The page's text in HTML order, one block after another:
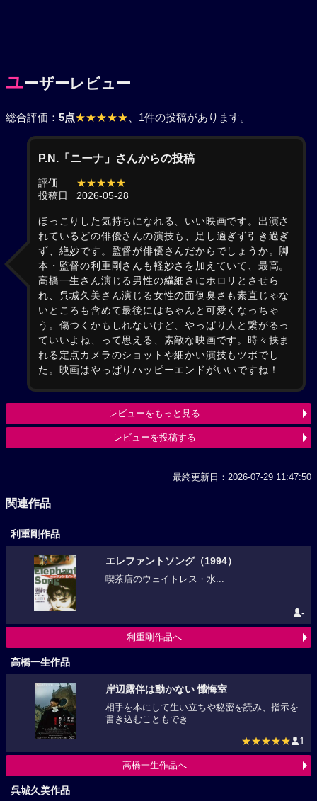
ユーザーレビュー
総合評価： 5点★★★★★ 、1件の投稿があります。
P.N.「ニーナ」さんからの投稿
評価
★★★★★
投稿日
2026-05-28
ほっこりした気持ちになれる、いい映画です。出演さ
れているどの俳優さんの演技も、足し過ぎず引き過ぎ
ず、絶妙です。監督が俳優さんだからでしょうか。脚
本・監督の利重剛さんも軽妙さを加えていて、最高。
高橋一生さん演じる男性の繊細さにホロリとさせら
れ、呉城久美さん演じる女性の面倒臭さも素直じゃな
いところも含めて最後にはちゃんと可愛くなっちゃ
う。傷つくかもしれないけど、やっぱり人と繋がるっ
ていいよね、って思える、素敵な映画です。時々挟ま
れる定点カメラのショットや細かい演技もツボでし
た。映画はやっぱりハッピーエンドがいいですね！
レビューをもっと見る
レビューを投稿する
最終更新日：2026-07-29 11:47:50
関連作品
利重剛作品
エレファントソング（1994）
喫茶店のウェイトレス・水...
-
利重剛作品へ
高橋一生作品
岸辺露伴は動かない 懺悔室
相手を本にして生い立ちや秘密を読み、指示を
書き込むこともでき...
★★★★★ 1
高橋一生作品へ
呉城久美作品